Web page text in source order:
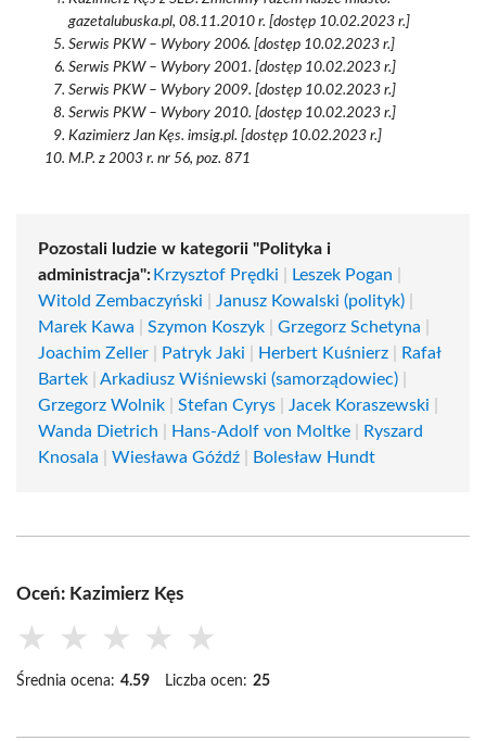
gazetalubuska.pl, 08.11.2010 r. [dostęp 10.02.2023 r.]
Serwis PKW – Wybory 2006. [dostęp 10.02.2023 r.]
Serwis PKW – Wybory 2001. [dostęp 10.02.2023 r.]
Serwis PKW – Wybory 2009. [dostęp 10.02.2023 r.]
Serwis PKW – Wybory 2010. [dostęp 10.02.2023 r.]
Kazimierz Jan Kęs. imsig.pl. [dostęp 10.02.2023 r.]
M.P. z 2003 r. nr 56, poz. 871
Pozostali ludzie w kategorii "Polityka i
administracja": Krzysztof Prędki Leszek Pogan
Witold Zembaczyński
Janusz Kowalski (polityk)
Marek Kawa
Szymon Koszyk Grzegorz Schetyna
Joachim Zeller
Patryk Jaki Herbert Kuśnierz
Rafał
Bartek
Arkadiusz Wiśniewski (samorządowiec)
Grzegorz Wolnik
Stefan Cyrys Jacek Koraszewski
Wanda Dietrich
Hans-Adolf von Moltke
Ryszard
Knosala
Wiesława Góźdź Bolesław Hundt
Oceń: Kazimierz Kęs
★ ★ ★ ★ ★
Średnia ocena: 4.59 Liczba ocen: 25